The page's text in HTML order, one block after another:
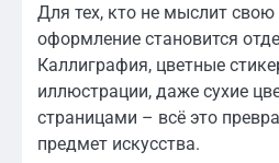
Для тех, кто не мыслит свою
оформление становится
Каллиграфия, цветные
иллюстрации, даже сухие
страницами – всё это
предмет искусства.